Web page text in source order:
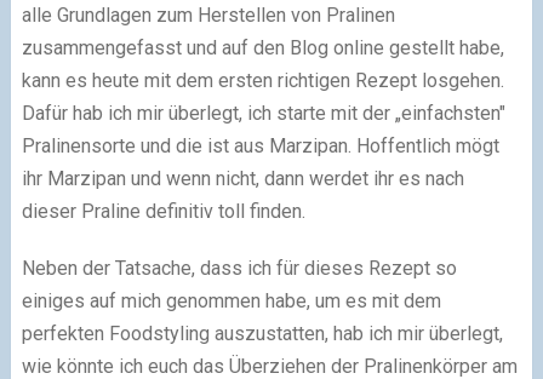
alle Grundlagen zum Herstellen von Pralinen
zusammengefasst und auf den Blog online gestellt habe,
kann es heute mit dem ersten richtigen Rezept losgehen.
Dafür hab ich mir überlegt, ich starte mit der „einfachsten"
Pralinensorte und die ist aus Marzipan. Hoffentlich mögt
ihr Marzipan und wenn nicht, dann werdet ihr es nach
dieser Praline definitiv toll finden.
Neben der Tatsache, dass ich für dieses Rezept so
einiges auf mich genommen habe, um es mit dem
perfekten Foodstyling auszustatten, hab ich mir überlegt,
wie könnte ich euch das Überziehen der Pralinenkörper am